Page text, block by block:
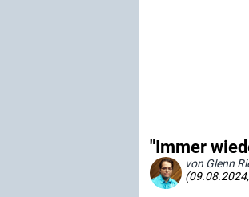
"Immer
von Glenn